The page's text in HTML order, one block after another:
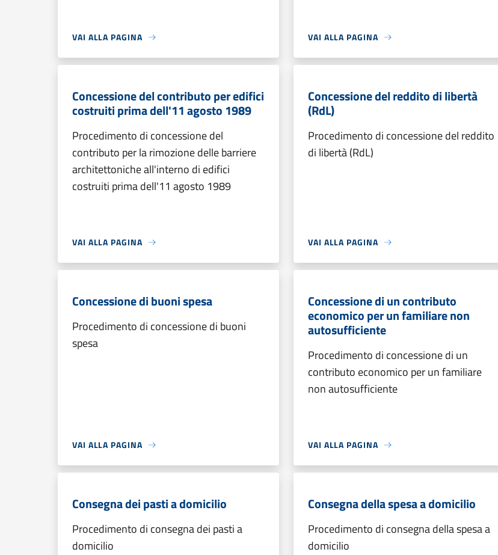
VAI ALLA PAGINA VAI ALLA PAGINA
Concessione del contributo per edifici
costruiti prima dell'11 agosto 1989
Procedimento di concessione del
contributo per la rimozione delle barriere
architettoniche all'interno di edifici
costruiti prima dell'11 agosto 1989
VAI ALLA PAGINA
Concessione del reddito di libertà
(RdL)
Procedimento di concessione del reddito
di libertà (RdL)
VAI ALLA PAGINA
Concessione di buoni spesa
Procedimento di concessione di buoni
spesa
VAI ALLA PAGINA
Concessione di un contributo
economico per un familiare non
autosufficiente
Procedimento di concessione di un
contributo economico per un familiare
non autosufficiente
VAI ALLA PAGINA
Consegna dei pasti a domicilio
Procedimento di consegna dei pasti a
domicilio
Consegna della spesa a domicilio
Procedimento di consegna della spesa a
domicilio